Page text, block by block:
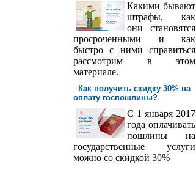
Какими бывают
штрафы, как
они становятся
просроченными и как
быстро с ними справиться
рассмотрим в этом
материале.
Как получить скидку 30% на
оплату госпош­лины?
С 1 января 2017
года оплачивать
пошлины на
государственные услуги
можно со скидкой 30%